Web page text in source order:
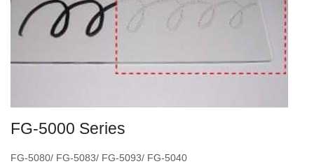
FG-5000 Series
FG-5080/ FG-5083/ FG-5093/ FG-5040